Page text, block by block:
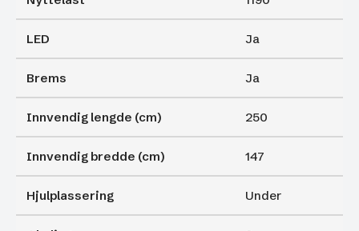
LED Ja
Brems Ja
Innvendig lengde (cm) 250
Innvendig bredde (cm) 147
Hjulplassering Under